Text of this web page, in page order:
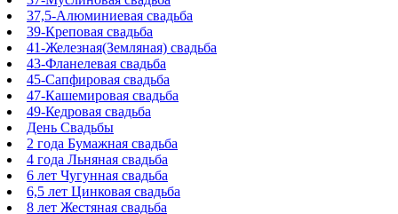
37,5-Алюминиевая свадьба
39-Креповая свадьба
41-Железная(Земляная) свадьба
43-Фланелевая свадьба
45-Сапфировая свадьба
47-Кашемировая свадьба
49-Кедровая свадьба
День Свадьбы
2 года Бумажная свадьба
4 года Льняная свадьба
6 лет Чугунная свадьба
6,5 лет Цинковая свадьба
8 лет Жестяная свадьба